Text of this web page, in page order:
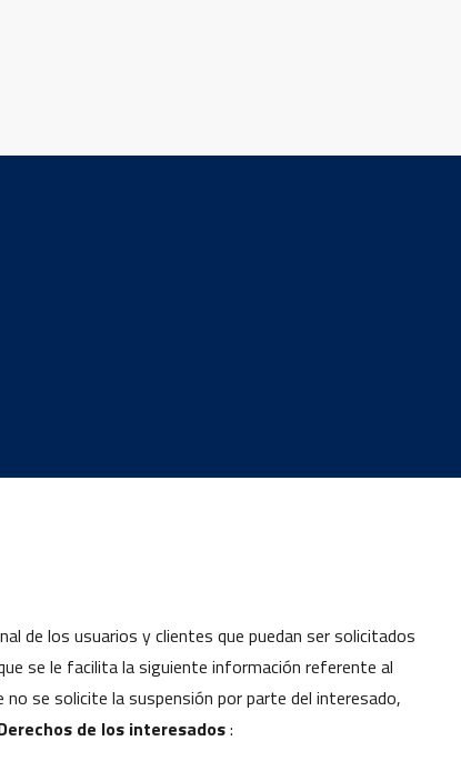
de los usuarios y clientes que puedan ser solicitados
se le facilita la siguiente información referente al
se solicite la suspensión por parte del interesado,
de los interesados: